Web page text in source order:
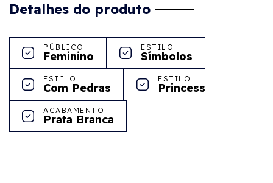
Detalhes do produto
PÚBLICO
Feminino
ESTILO
Símbolos
ESTILO
Com Pedras
ESTILO
Princess
ACABAMENTO
Prata Branca